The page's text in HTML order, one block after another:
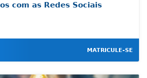
com as Redes Sociais
MATRICULE-SE